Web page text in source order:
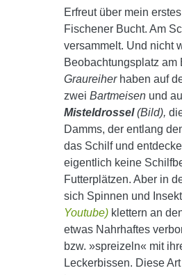
Erfreut über mein
Fischener Bucht. Am
versammelt. Und nicht
Beobachtungsplatz
Graureiherhaben auf
zwei Bartmeisen und
Misteldrossel(Bild),
Damms, der entlang
das Schilf und
eigentlich keine
Futterplätzen. Aber in
sich Spinnen und
Youtube) klettern an
etwas Nahrhaftes
bzw. »spreizeln« mit
Leckerbissen. Diese